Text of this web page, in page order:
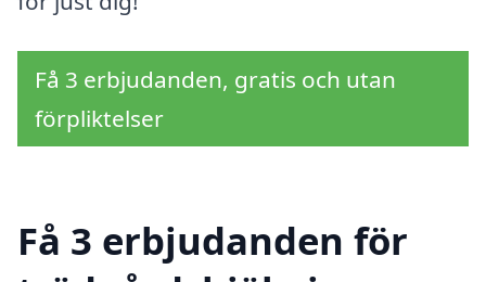
Få 3 erbjudanden, gratis och utan
förpliktelser
Få 3 erbjudanden för